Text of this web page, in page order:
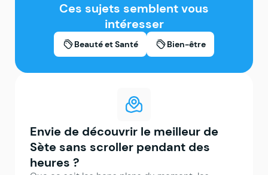
Ces sujets semblent vous
intéresser
Beauté et Santé Bien-être
Envie de découvrir le meilleur de
Sète sans scroller pendant des
heures ?